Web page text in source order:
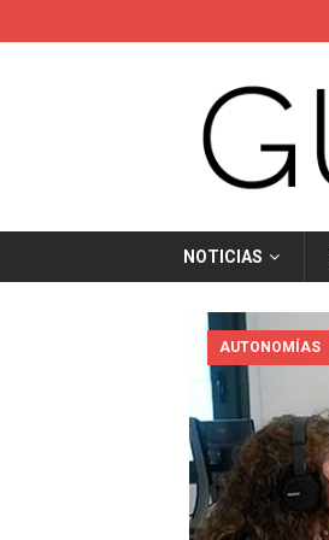
NOTICIAS
AUTONOMÍAS